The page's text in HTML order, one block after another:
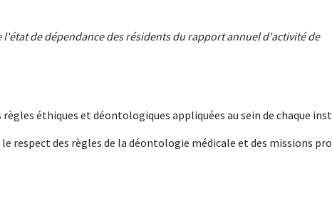
de dépendance des résidents du rapport annuel d'activité de
éthiques et déontologiques appliquées au sein de chaque
des règles de la déontologie médicale et des missions